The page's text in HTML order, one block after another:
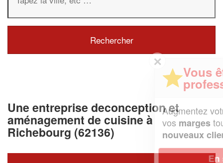
Une entreprise deconception et
aménagement de cuisine à
Richebourg (62136)
professionnel ?
Augmentez votrechiffre d'affaireset
vosmargestout en gagnant de
nouveaux clients